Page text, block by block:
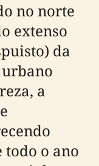
no norte
extenso
da
a
todo o ano